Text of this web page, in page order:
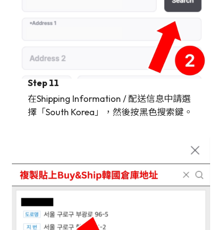
Step 11
在Shipping Information / 配送信息中請選
擇「South Korea」，然後按黑色搜索鍵。